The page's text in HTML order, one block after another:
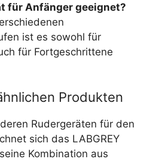
für Anfänger geeignet?
ist es sowohl für
für Fortgeschrittene
Produkten
Rudergeräten für den
sich das LABGREY
Kombination aus